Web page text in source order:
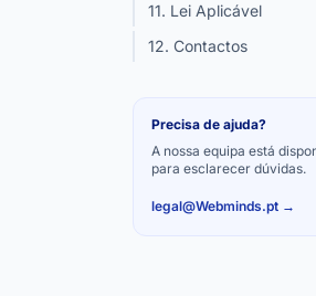
11. Lei Aplicável
12. Contactos
Precisa de ajuda?
A nossa equipa está
para esclarecer dúvidas.
legal@Webminds.pt →